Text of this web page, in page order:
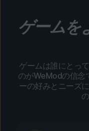
ゲームを
ゲームは誰にとっ
のがWeModの信念
ーの好みとニーズ